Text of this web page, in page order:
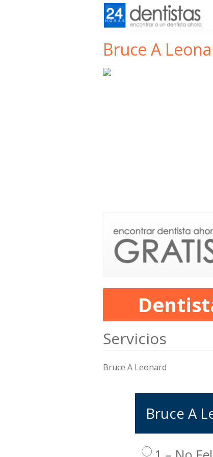
Bruce A
Servicios
Bruce A Leonard
Bruce A